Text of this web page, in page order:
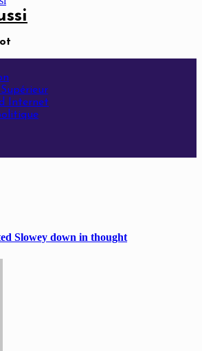
Internet
Slowey down in thought